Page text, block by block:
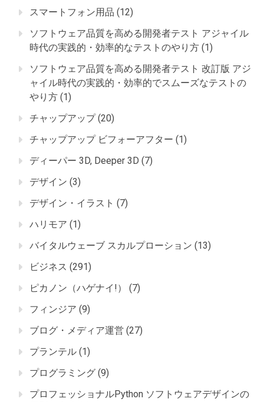
スマートフォン用品 (12)
ソフトウェア品質を高める開発者テスト アジャイル
時代の実践的・効率的なテストのやり方 (1)
ソフトウェア品質を高める開発者テスト 改訂版 アジ
ャイル時代の実践的・効率的でスムーズなテストの
やり方 (1)
チャップアップ(20)
チャップアップ ビフォーアフター (1)
ディーパー 3D, Deeper 3D (7)
デザイン (3)
デザイン・イラスト (7)
ハリモア (1)
バイタルウェーブ スカルプローション (13)
ビジネス (291)
ピカノン（ハゲナイ!）
(7)
フィンジア (9)
ブログ・メディア運営 (27)
プランテル (1)
プログラミング (9)
プロフェッショナルPython ソフトウェアデザインの